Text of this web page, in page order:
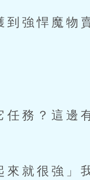
強悍魔物
務？這邊
就很強」